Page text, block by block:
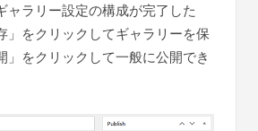
ャラリー設定の構成が完了した
」をクリックしてギャラリーを保
」をクリックして一般に公開でき